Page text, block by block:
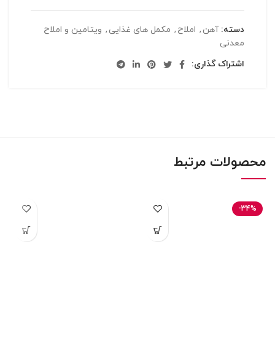
دسته: آهن , املاح , مکمل های غذایی , ویتامین و املاح
معدنی
اشتراک گذاری:
محصولات مرتبط
-34%